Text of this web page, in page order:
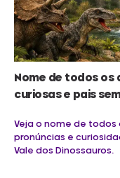
Nome de todos os
curiosas e pais
Veja o nome de todos
pronúncias e
Vale dos Dinossauros.